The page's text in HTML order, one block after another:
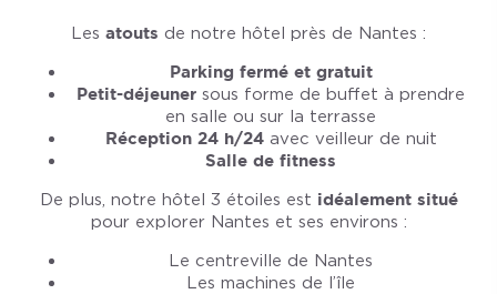
Les atouts de notre hôtel près de Nantes :
Parking fermé et gratuit
Petit-déjeuner sous forme de buffet à prendre
en salle ou sur la terrasse
Réception 24 h/24avec veilleur de nuit
Salle de fitness
De plus, notre hôtel 3 étoiles est idéalement situé
pour explorer Nantes et ses environs :
Le centreville de Nantes
Les machines de l’île